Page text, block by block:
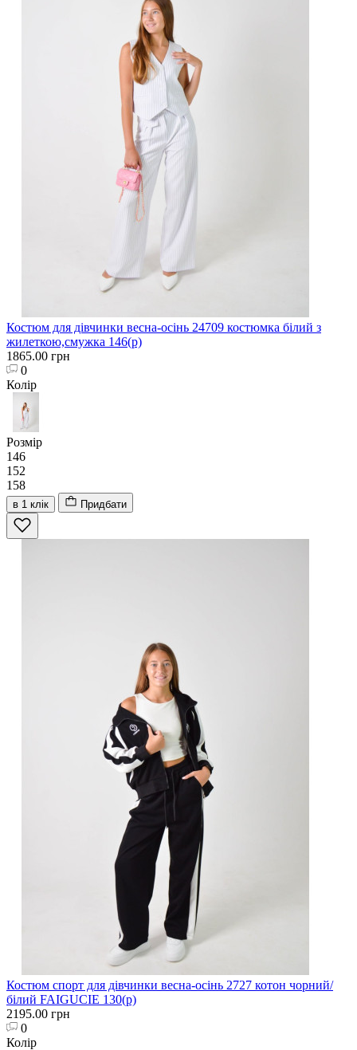
Костюм для дівчинки весна-осінь 24709 костюмка білий з
жилеткою,смужка 146(р)
1865.00 грн
0
Колір
Розмір
146
152
158
в 1 клік Придбати
Костюм спорт для дівчинки весна-осінь 2727 котон чорний/
білий FAIGUCIE 130(р)
2195.00 грн
0
Колір